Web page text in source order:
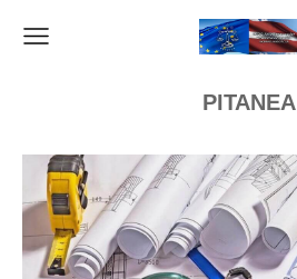
PITANEA